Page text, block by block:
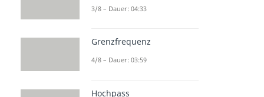
3/8 – Dauer: 04:33
Grenzfrequenz
4/8 – Dauer: 03:59
Hochpass